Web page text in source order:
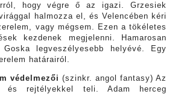
hogy végre ő az igazi. Grzesiek
halmozza el, és Velencében kéri
vagy mégsem. Ezen a tökéletes
kezdenek megjelenni. Hamarosan
legveszélyesebb helyévé. Egy
határairól.
védelmezői(szinkr. angol fantasy) Az
és rejtélyekkel teli. Adam herceg